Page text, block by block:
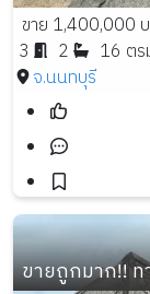
ขาย 1,400,000
3
2
16 ตร
จ.นนทบุรี
ขายถูกมาก!! ท